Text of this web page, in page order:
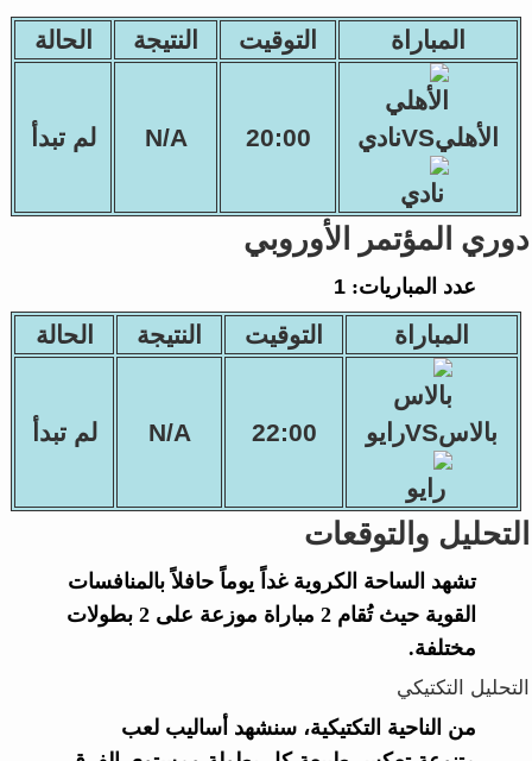
المباراة التوقيت النتيجة الحالة
الأهليVSنادي 20:00
N/A لم تبدأ
دوري المؤتمر الأوروبي
عدد المباريات:1
المباراة التوقيت النتيجة الحالة
بالاسVSرايو 22:00
N/A لم تبدأ
التحليل والتوقعات
تشهد الساحة الكروية غداً يوماً حافلاً بالمنافسات
القوية حيث تُقام 2 مباراة موزعة على 2 بطولات
مختلفة.
التحليل التكتيكي
من الناحية التكتيكية، سنشهد أساليب لعب